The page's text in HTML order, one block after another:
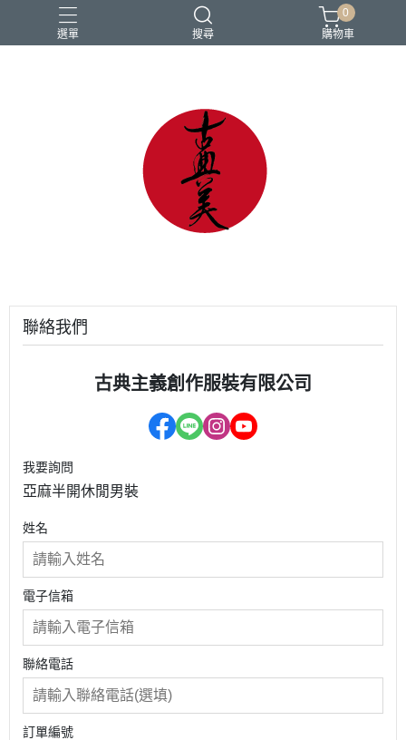
選單 搜尋
棉麻 茶禪服
0
購物車
聯絡我們
古典主義創作服裝有限公司
我要詢問
亞麻半開休閒男裝
姓名
電子信箱
聯絡電話
訂單編號